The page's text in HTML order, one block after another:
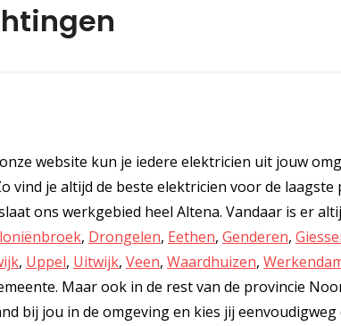
website kun je iedere elektricien uit jouw
vind je altijd de beste elektricien voor de laagste
ons werkgebied heel Altena. Vandaar is er
, Drongelen, Eethen, Genderen,
, Uppel, Uitwijk, Veen, Waardhuizen,
Maar ook in de rest van de provincie
bij jou in de omgeving en kies jij eenvoudigweg